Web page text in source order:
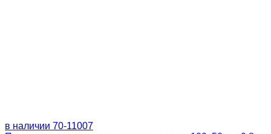
в наличии 70-11007